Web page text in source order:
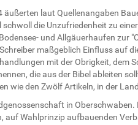
äußerten laut Quellenangaben
schwoll die Unzufriedenheit zu
und Allgäuerhaufen zur
maßgeblich Einfluss auf
mit der Obrigkeit, dem
die aus der Bibel ableiten
wie den Zwölf Artikeln, in der
in
auf Wahlprinzip aufbauenden